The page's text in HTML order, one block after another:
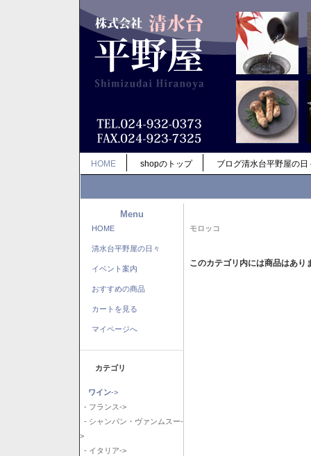
HOME shopのトップ ブログ清水台平野屋の日
Menu
HOME
清水台平野屋の日々
イベント案内
おすすめの商品
カートを見る
マイページへ
カテゴリ
ワイン->
- フランス->
- シャンパン・ヴァンムスー-
>
- イタリア->
モロッコ
このカテゴリ内には商品はあり